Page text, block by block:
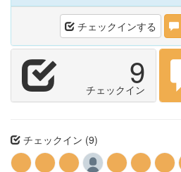
チェックインする
9
チェックイン
チェックイン (9)